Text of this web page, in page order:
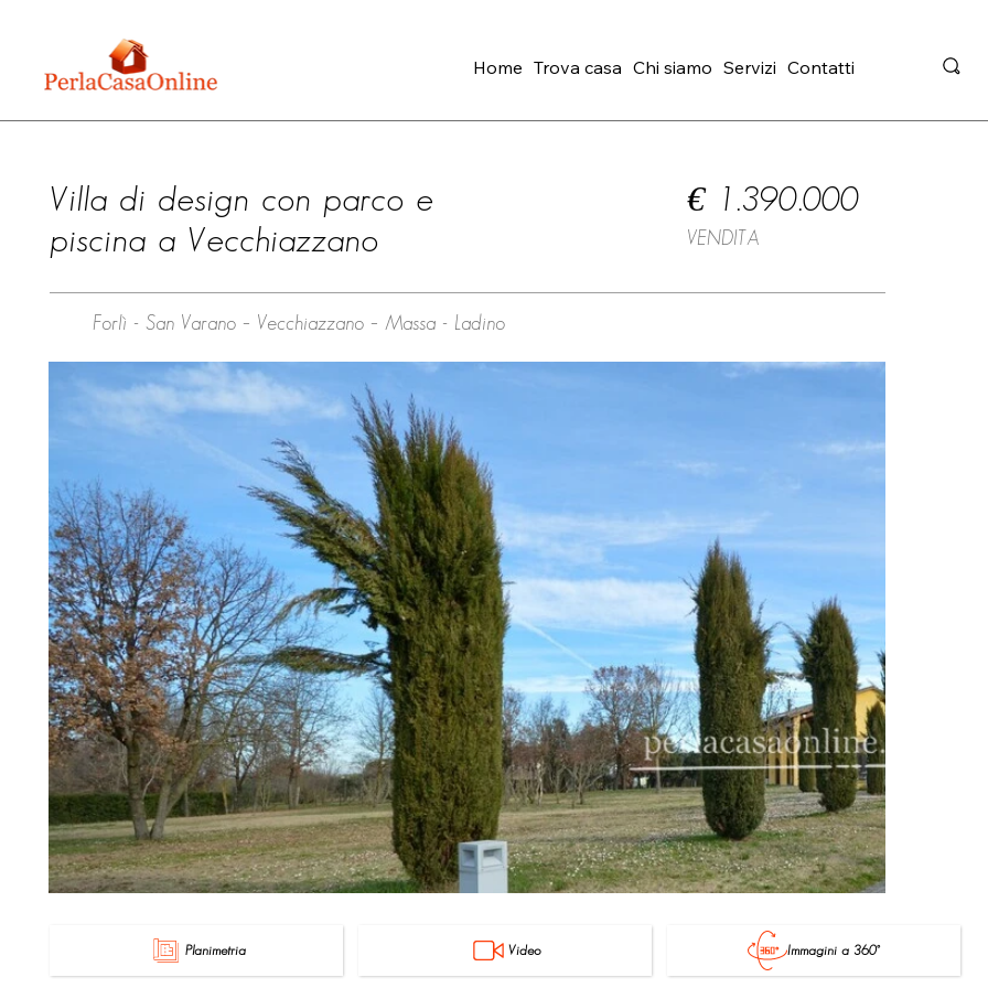
Home Trova casa Chi siamo Servizi Contatti
Villa di design con parco e
piscina a Vecchiazzano
€ 1.390.000
VENDITA
Forlì - San Varano – Vecchiazzano – Massa - Ladino
Planimetria Video Immagini a 360°